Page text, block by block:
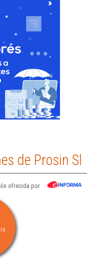
de Prosin Sl
ofrecida por